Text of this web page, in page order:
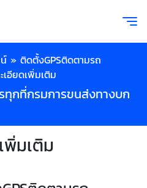
» ติดตั้งGPSติดตามรถ
เอียดเพิ่มเติม
กที่กรมการขนส่งทางบก
พิ่มเติม